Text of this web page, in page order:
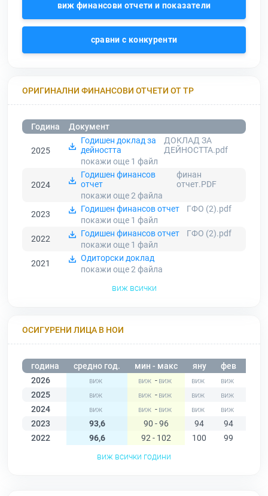
виж финансови отчети и показатели
сравни с конкуренти
ОРИГИНАЛНИ ФИНАНСОВИ ОТЧЕТИ ОТ ТР
Година Документ
2025
Годишен доклад за
дейността
ДОКЛАД ЗА
ДЕЙНОСТТА.pdf
покажи още 1 файл
2024
Годишен финансов
отчет
финан
отчет.PDF
покажи още 2файла
2023
Годишен финансов отчет
ГФО (2).pdf
покажи още 1 файл
2022
Годишен финансов отчет
ГФО (2).pdf
покажи още 1 файл
2021
Одиторски доклад
покажи още 2файла
виж всички
ОСИГУРЕНИ ЛИЦА В НОИ
година средно год. мин - макс яну фев
2026
-
2025
-
2024
-
2023
93,6 90 - 96 94 94
2022
96,6 92 - 102 100 99
виж всички години